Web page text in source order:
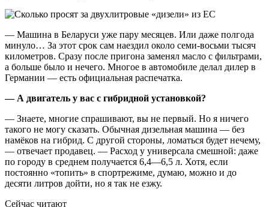
— Машина в Беларуси уже пару месяцев. Или даже полгода
минуло… За этот срок сам наездил около семи-восьми тысяч
километров. Сразу после пригона заменял масло с фильтрами,
а больше было и нечего. Многое в автомобиле делал дилер в
Германии — есть официальная распечатка.
— А двигатель у вас с гибридной установкой?
— Знаете, многие спрашивают, вы не первый. Но я ничего
такого не могу сказать. Обычная дизельная машина — без
намёков на гибрид. С другой стороны, ломаться будет нечему,
— отвечает продавец. — Расход у универсала смешной: даже
по городу в среднем получается 6,4—6,5 л. Хотя, если
постоянно «топить» в спортрежиме, думаю, можно и до
десяти литров дойти, но я так не езжу.
Сейчас читают